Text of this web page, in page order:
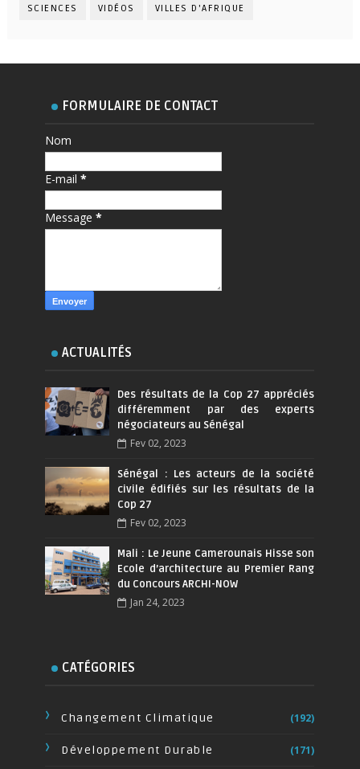
SCIENCES VIDÉOS VILLES D'AFRIQUE
FORMULAIRE DE CONTACT
Nom
E-mail*
Message*
ACTUALITÉS
Des résultats de la Cop 27 appréciés
différemment par des experts
négociateurs au Sénégal
Fev 02, 2023
Sénégal : Les acteurs de la société
civile édifiés sur les résultats de la
Cop 27
Fev 02, 2023
Mali : Le Jeune Camerounais Hisse son
Ecole d’architecture au Premier Rang
du Concours ARCHI-NOW
Jan 24, 2023
CATÉGORIES
Changement Climatique (192)
Développement Durable (171)